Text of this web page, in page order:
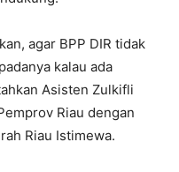
agar BPP DIR tidak
kalau ada
Asisten Zulkifli
Riau dengan
Riau Istimewa.